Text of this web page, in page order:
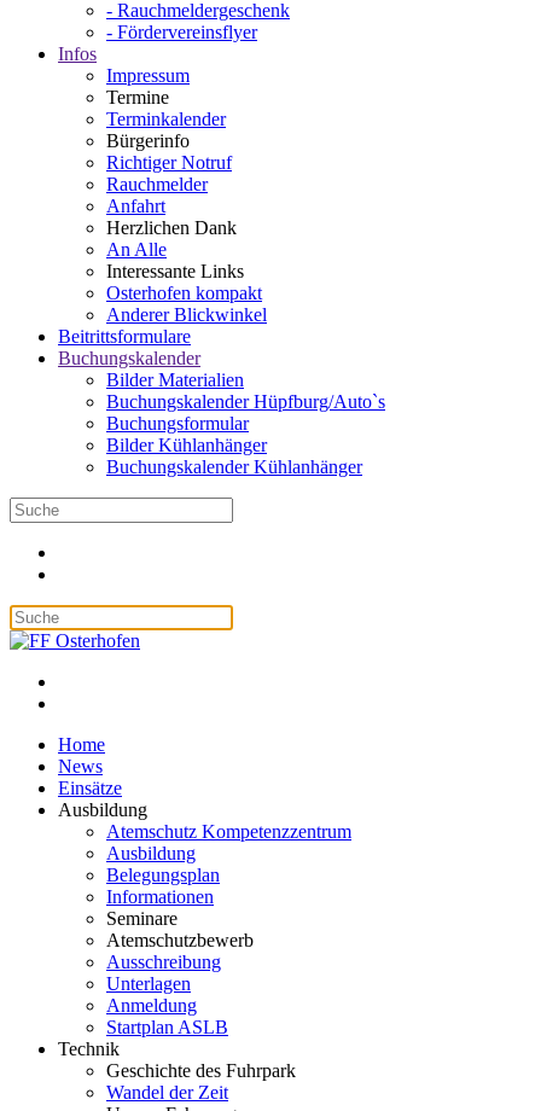
- Rauchmeldergeschenk
- Fördervereinsflyer
Infos
Impressum
Termine
Terminkalender
Bürgerinfo
Richtiger Notruf
Rauchmelder
Anfahrt
Herzlichen Dank
An Alle
Interessante Links
Osterhofen kompakt
Anderer Blickwinkel
Beitrittsformulare
Buchungskalender
Bilder Materialien
Buchungskalender Hüpfburg/Auto`s
Buchungsformular
Bilder Kühlanhänger
Buchungskalender Kühlanhänger
Home
News
Einsätze
Ausbildung
Atemschutz Kompetenzzentrum
Ausbildung
Belegungsplan
Informationen
Seminare
Atemschutzbewerb
Ausschreibung
Unterlagen
Anmeldung
Startplan ASLB
Technik
Geschichte des Fuhrpark
Wandel der Zeit